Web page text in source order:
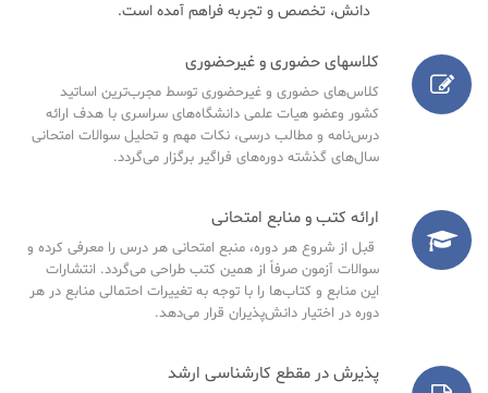
دانش، تخصص و تجربه فراهم آمده است.
کلاسهای حضوری و غیرحضوری
کلاس‌های حضوری و غیرحضوری توسط مجرب‌ترین اساتید
کشور وعضو هیات علمی دانشگاه‌های سراسری با هدف ارائه
درس‌نامه‌ و مطالب درسی، نکات مهم و تحلیل سوالات امتحانی
سال‌های گذشته دوره‌های فراگیر برگزار می‌گردد.
ارائه کتب و منابع امتحانی
قبل از شروع هر دوره، منبع امتحانی هر درس را معرفی کرده و
سوالات آزمون صرفاً از همین کتب طراحی می‌گردد. انتشارات
این منابع و کتاب‌ها را با توجه به تغییرات احتمالی منابع در هر
دوره در اختیار دانش‌پذیران قرار می‌دهد.
پذیرش در مقطع کارشناسی ارشد